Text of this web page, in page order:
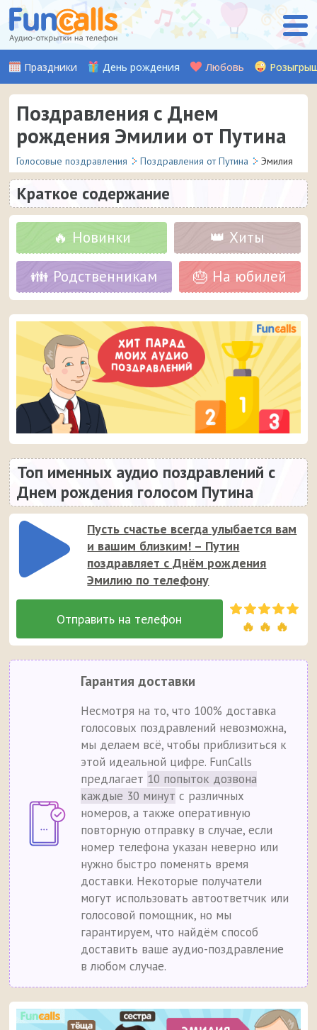
Праздники День рождения Любовь
Поздравления с Днем
рождения Эмилии от Путина
Голосовые поздравления Поздравления от Путина Эмилия
Краткое содержание
🔥 Новинки 👑 Хиты
👪 Родственникам 🎂 На юбилей
Топ именных аудио поздравлений с
Днем рождения голосом Путина
Пусть счастье всегда улыбается вам
и вашим близким! – Путин
поздравляет с Днём рождения
Эмилию по телефону
🔥 🔥 🔥
Гарантия доставки
Несмотря на то, что 100% доставка
голосовых поздравлений невозможна,
мы делаем всё, чтобы приблизиться к
этой идеальной цифре. FunCalls
предлагает 10 попыток дозвона
каждые 30 минут с различных
номеров, а также оперативную
повторную отправку в случае, если
номер телефона указан неверно или
нужно быстро поменять время
доставки. Некоторые получатели
могут использовать автоответчик или
голосовой помощник, но мы
гарантируем, что найдём способ
доставить ваше аудио-поздравление
в любом случае.